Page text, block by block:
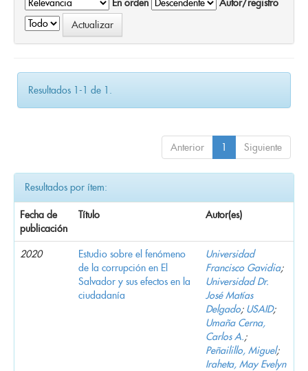
Resultados 1-1 de 1.
Anterior 1 Siguiente
Resultados por ítem:
Fecha de
publicación
Título Autor(es)
2020
Estudio sobre el fenómeno
de la corrupción en El
Salvador y sus efectos en la
ciudadanía
Universidad
Francisco Gavidia;
Universidad Dr.
José Matías
Delgado; USAID;
Umaña Cerna,
Carlos A.;
Peñailillo, Miguel;
Iraheta, May Evelyn